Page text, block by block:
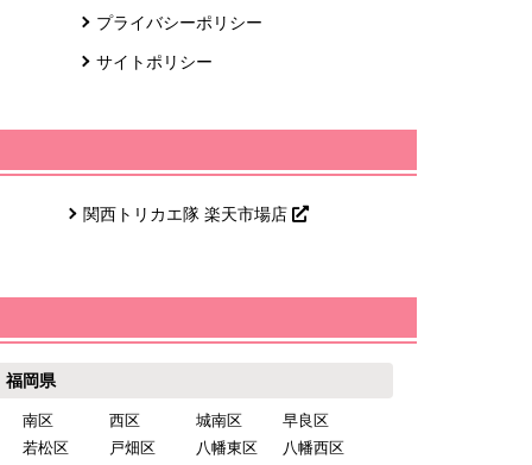
プライバシーポリシー
サイトポリシー
関西トリカエ隊 楽天市場店
福岡県
南区 西区 城南区
早良区
若松区
戸畑区 八幡東区
八幡西区